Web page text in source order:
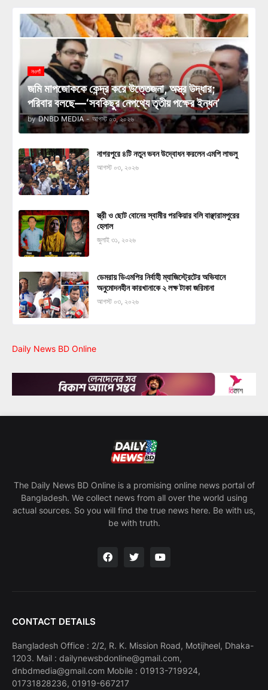
নওগাঁ
জমি মাপজোককে কেন্দ্র করে উত্তেজনা, অস্ত্র উদ্ধার;
পরিবার বলছে—‘সবকিছুর নেপথ্যে তৃতীয় পক্ষের ইন্ধন’
by DNBD MEDIA - আগস্ট ০৩, ২০২৬
নাগরপুরে ৪টি নতুন ভবন উদ্বোধন করলেন এমপি লাভলু
আগস্ট ০৩, ২০২৬
স্ত্রী ও ছোট বোনের স্বামীর পরকিয়ার বলি বাঞ্ছারামপুরের
হেলাল
জুলাই ৩১, ২০২৬
ডেমরায় ডিএমপির নির্বাহী ম্যাজিস্ট্রেটের অভিযানে
অনুমোদনহীন কারখানাকে ২ লক্ষ টাকা জরিমানা
আগস্ট ০৩, ২০২৬
Daily News BD Online
The Daily News BD Online is a promising online news portal of
Bangladesh. We collect news from all over the world using
actual sources. So you will find the true news here. Be with us,
be with truth.
CONTACT DETAILS
Bangladesh Office : 2/2, R. K. Mission Road, Motijheel, Dhaka-
1203. Mail : dailynewsbdonline@gmail.com,
dnbdmedia@gmail.com Mobile : 01913-719924,
01731828236, 01919-667217